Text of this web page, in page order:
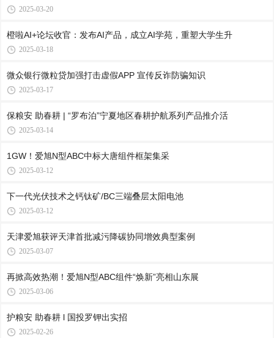
2025-03-20
橙啦AI+论坛收官：发布AI产品，成立AI学苑，重塑大学生升
2025-03-18
微众银行微粒贷加强打击虚假APP 宣传反诈防骗知识
2025-03-17
保粮安 助春耕 | “罗布泊”宁夏地区春耕护航系列产品推介活
2025-03-14
1GW！爱旭N型ABC中标大唐组件框架集采
2025-03-12
下一代光伏技术之钙钛矿/BC三端叠层太阳电池
2025-03-12
天津爱旭获评天津首批减污降碳协同增效典型案例
2025-03-07
再掀高效热潮！爱旭N型ABC组件“焕新”亮相山东展
2025-03-06
护粮安 助春耕 l 国投罗钾出实招
2025-02-26